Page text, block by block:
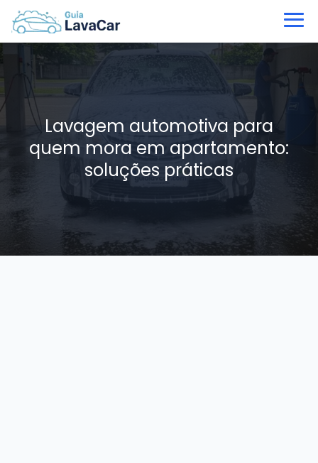
Lavagem automotiva para
quem mora em apartamento:
soluções práticas